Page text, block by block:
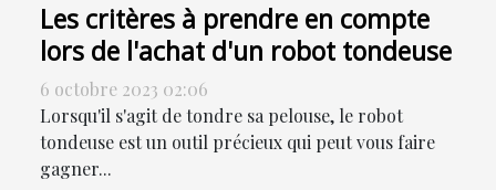
Les critères à prendre en compte
lors de l'achat d'un robot tondeuse
6 octobre 2023 02:06
Lorsqu'il s'agit de tondre sa pelouse, le robot
tondeuse est un outil précieux qui peut vous faire
gagner...